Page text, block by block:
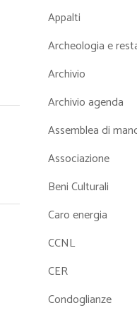
Appalti
Archeologia e
Archivio
Archivio agenda
Assemblea di
Associazione
Beni Culturali
Caro energia
CCNL
CER
Condoglianze